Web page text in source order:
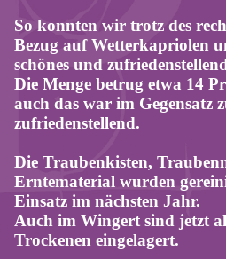
So konnten wir trotz des
Bezug auf Wetterkapriolen
schönes und
Die Menge betrug etwa 14
auch das war im Gegensatz
zufriedenstellend.
Die Traubenkisten,
Erntematerial wurden
Einsatz im nächsten Jahr.
Auch im Wingert sind jetzt
Trockenen eingelagert.